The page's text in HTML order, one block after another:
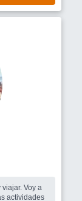
actividades